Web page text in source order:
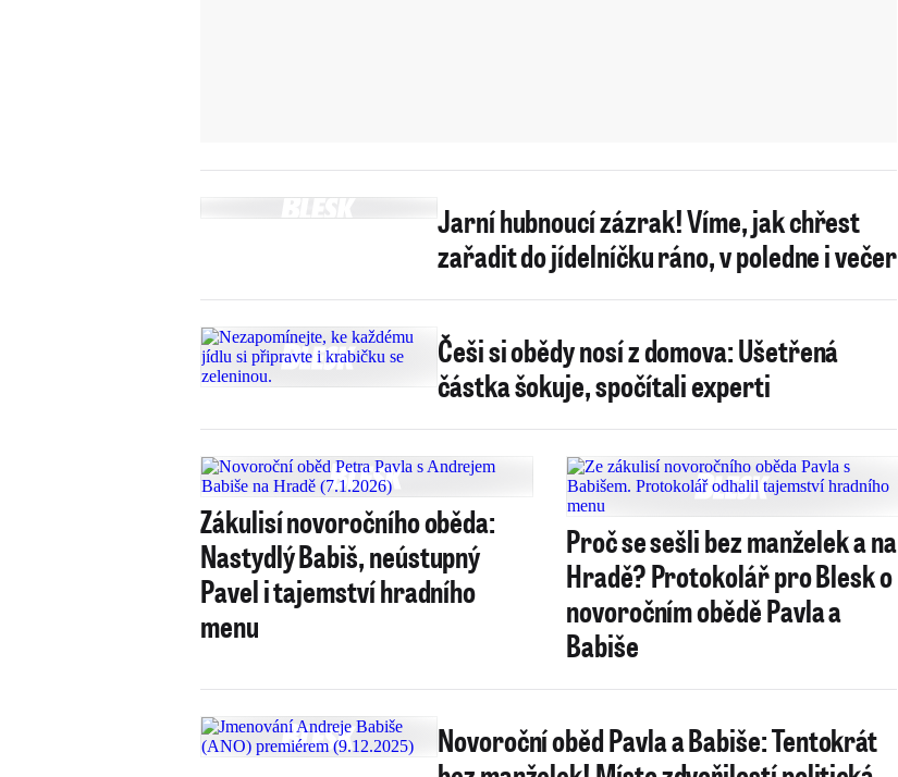
Jarní hubnoucí zázrak! Víme, jak chřest
zařadit do jídelníčku ráno, v poledne i večer
Češi si obědy nosí z domova: Ušetřená
částka šokuje, spočítali experti
Zákulisí novoročního oběda:
Nastydlý Babiš, neústupný
Pavel i tajemství hradního
menu
Proč se sešli bez manželek a na
Hradě? Protokolář pro Blesk o
novoročním obědě Pavla a
Babiše
Novoroční oběd Pavla a Babiše: Tentokrát